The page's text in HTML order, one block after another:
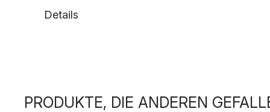
Details
PRODUKTE, DIE ANDEREN